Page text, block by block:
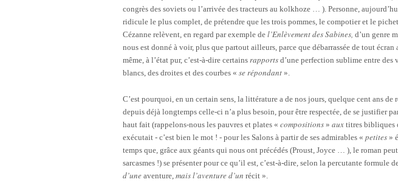
congrès des soviets ou l’arrivée des tracteurs au kolkhoze … ). Personne,
ridicule le plus complet, de prétendre que les trois pommes, le compotier et le
Cézanne relèvent, en regard par exemple de l’Enlèvement des Sabines, d’un genre
nous est donné à voir, plus que partout ailleurs, parce que débarrassée de tout
même, à l’état pur, c’est-à-dire certains rapports d’une perfection sublime entre des
blancs, des droites et des courbes « se répondant ».
C’est pourquoi, en un certain sens, la littérature a de nos jours, quelque cent ans de
depuis déjà longtemps celle-ci n’a plus besoin, pour être respectée, de se justifier
haut fait (rappelons-nous les pauvres et plates « compositions » aux titres bibliques
exécutait ‑ c’est bien le mot ! ‑ pour les Salons à partir de ses admirables « petites »
temps que, grâce aux géants qui nous ont précédés (Proust, Joyce … ), le roman
sarcasmes !) se présenter pour ce qu’il est, c’est‑à‑dire, selon la percutante formule
d’une aventure, mais l’aventure d’un récit ».